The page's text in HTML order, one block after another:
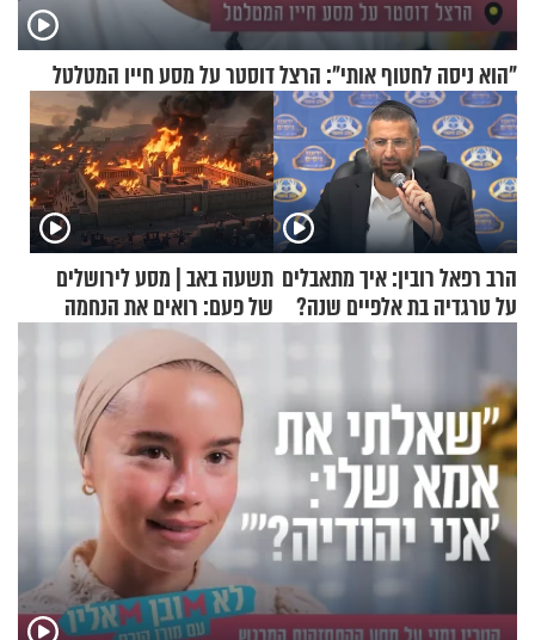
"הוא ניסה לחטוף אותי": הרצל דוסטר על מסע חייו המטלטל
הרב רפאל רובין: איך מתאבלים
על טרגדיה בת אלפיים שנה?
תשעה באב | מסע לירושלים
של פעם: רואים את הנחמה